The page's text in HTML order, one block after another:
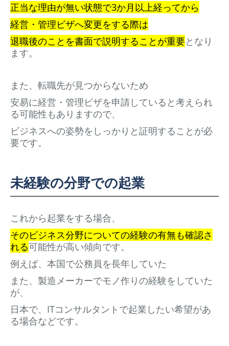
正当な理由が無い状態で3か月以上経ってから
経営・管理ビザへ変更をする際は
退職後のことを書面で説明することが重要となり
ます。
また、転職先が見つからないため
安易に経営・管理ビザを申請していると考えられ
る可能性もありますので、
ビジネスへの姿勢をしっかりと証明することが必
要です。
未経験の分野での起業
これから起業をする場合、
そのビジネス分野についての経験の有無も確認さ
れる可能性が高い傾向です。
例えば、本国で公務員を長年していた
また、製造メーカーでモノ作りの経験をしていた
が、
日本で、ITコンサルタントで起業したい希望があ
る場合などです。